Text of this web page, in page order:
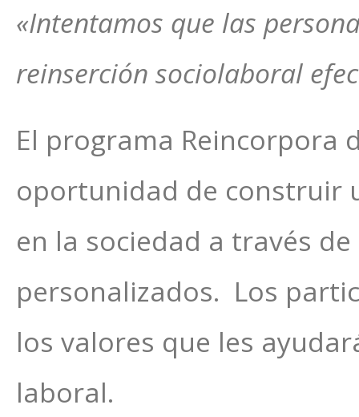
«Intentamos que las
reinserción sociolaboral
El programa Reincorpora
oportunidad de construir
en la sociedad a través
personalizados. Los
los valores que les
laboral.